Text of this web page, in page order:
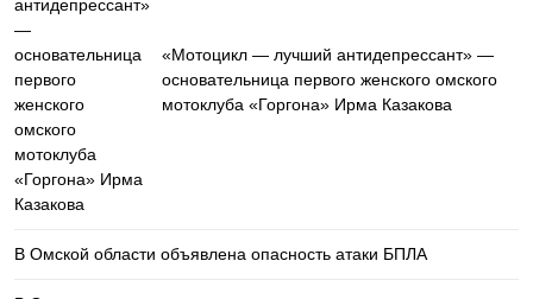
«Мотоцикл — лучший антидепрессант» —
основательница первого женского омского
мотоклуба «Горгона» Ирма Казакова
В Омской области объявлена опасность атаки БПЛА